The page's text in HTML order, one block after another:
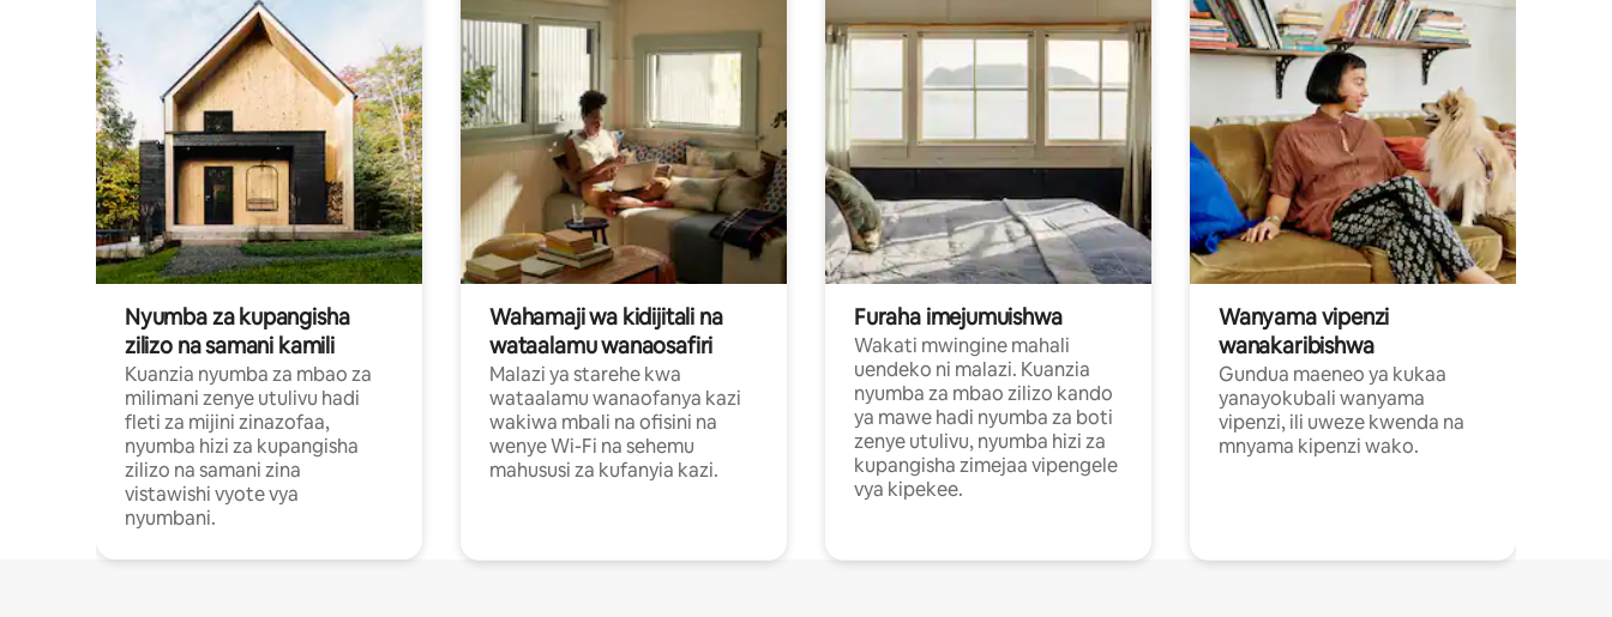
Nyumba za kupangisha
zilizo na samani kamili
Kuanzia nyumba za mbao za
milimani zenye utulivu hadi
fleti za mijini zinazofaa,
nyumba hizi za kupangisha
zilizo na samani zina
vistawishi vyote vya
nyumbani.
Wahamaji wa kidijitali na
wataalamu wanaosafiri
Malazi ya starehe kwa
wataalamu wanaofanya kazi
wakiwa mbali na ofisini na
wenye Wi-Fi na sehemu
mahususi za kufanyia kazi.
Furaha imejumuishwa
Wakati mwingine mahali
uendeko ni malazi. Kuanzia
nyumba za mbao zilizo kando
ya mawe hadi nyumba za boti
zenye utulivu, nyumba hizi za
kupangisha zimejaa vipengele
vya kipekee.
Wanyama vipenzi
wanakaribishwa
Gundua maeneo ya kukaa
yanayokubali wanyama
vipenzi, ili uweze kwenda na
mnyama kipenzi wako.